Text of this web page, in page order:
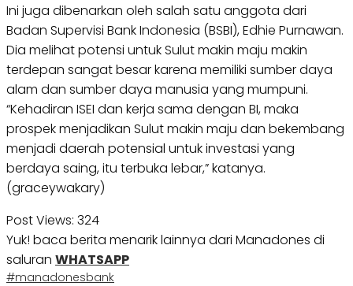
Ini juga dibenarkan oleh salah satu anggota dari
Badan Supervisi Bank Indonesia (BSBI), Edhie Purnawan.
Dia melihat potensi untuk Sulut makin maju makin
terdepan sangat besar karena memiliki sumber daya
alam dan sumber daya manusia yang mumpuni.
“Kehadiran ISEI dan kerja sama dengan BI, maka
prospek menjadikan Sulut makin maju dan bekembang
menjadi daerah potensial untuk investasi yang
berdaya saing, itu terbuka lebar,” katanya.
(graceywakary)
Post Views: 324
Yuk! baca berita menarik lainnya dari Manadones di
saluran WHATSAPP
#manadonesbank